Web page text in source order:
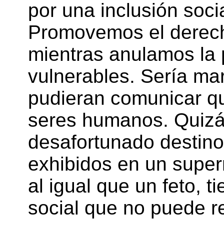
por una inclusión
Promovemos el
mientras anulamos
vulnerables. Sería
pudieran comunicar
seres humanos.
desafortunado
exhibidos en un
al igual que un feto,
social que no puede